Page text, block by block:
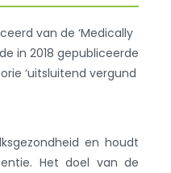
van de ‘Medically
in 2018 gepubliceerde
‘uitsluitend vergund
en houdt
Het doel van de